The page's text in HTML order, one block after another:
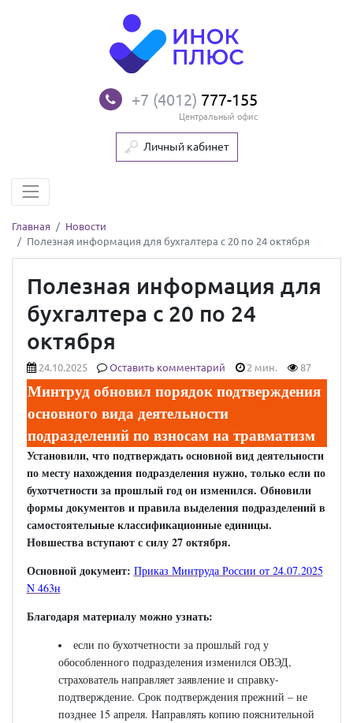
+7 (4012) 777-155
Центральный офис
Личный кабинет
Главная
Новости
Полезная информация для бухгалтера с 20 по 24 октября
Полезная информация для
бухгалтера с 20 по 24
октября
24.10.2025 Оставить комментарий 2 мин. 87
Минтруд обновил порядок подтверждения
основного вида деятельности
подразделений по взносам на травматизм
Установили, что подтверждать основной вид деятельности
по месту нахождения подразделения нужно, только если по
бухотчетности за прошлый год он изменился. Обновили
формы документов и правила выделения подразделений в
самостоятельные классификационные единицы.
Новшества вступают с силу 27 октября.
Основной документ: Приказ Минтруда России от 24.07.2025
N 463н
Благодаря материалу можно узнать:
если по бухотчетности за прошлый год у
обособленного подразделения изменился ОВЭД,
страхователь направляет заявление и справку-
подтверждение. Срок подтверждения прежний – не
позднее 15 апреля. Направлять копию пояснительной